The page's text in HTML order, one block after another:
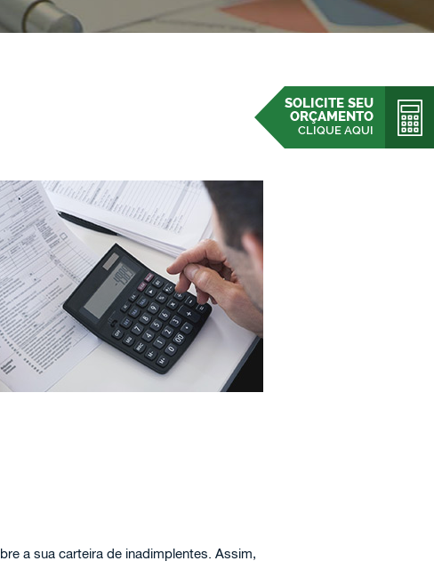
SOLICITE SEU
ORÇAMENTO
CLIQUE AQUI
a sua carteira de inadimplentes. Assim,